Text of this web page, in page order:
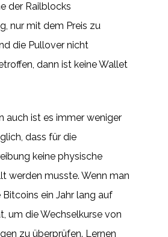
der Railblocks
nur mit dem Preis zu
die Pullover nicht
dann ist keine Wallet
auch ist es immer weniger
dass für die
keine physische
werden musste. Wenn man
ein Jahr lang auf
um die Wechselkurse von
zu überprüfen. Lernen